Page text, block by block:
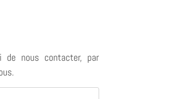
de nous contacter, par